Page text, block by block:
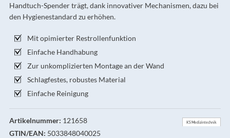
Handtuch-Spender trägt, dank innovativer Mechanismen, dazu bei
den Hygienestandard zu erhöhen.
Mit opimierter Restrollenfunktion
Einfache Handhabung
Zur unkomplizierten Montage an der Wand
Schlagfestes, robustes Material
Einfache Reinigung
Artikelnummer: 121658
GTIN/EAN: 5033848040025
KS Medizintechnik